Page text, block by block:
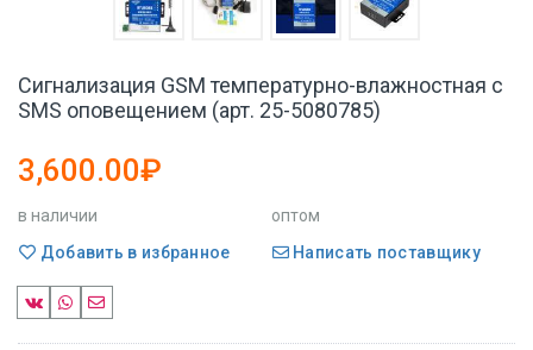
Сигнализация GSM температурно-влажностная с
SMS оповещением (арт. 25-5080785)
3,600.00₽
в наличии
оптом
Добавить в избранное
Написать поставщику